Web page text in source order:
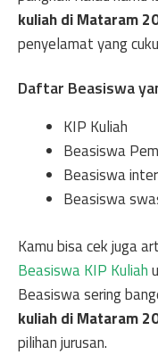
kuliah di Mataram
penyelamat yang
Daftar Beasiswa
KIP Kuliah
Beasiswa
Beasiswa
Beasiswa
Kamu bisa cek juga
Beasiswa KIP Kuliah
Beasiswa sering
kuliah di Mataram
pilihan jurusan.